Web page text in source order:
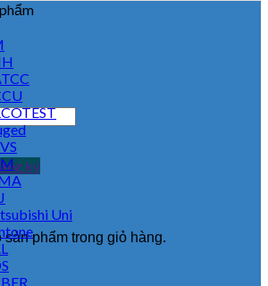
ký
phẩm trong giỏ hàng.
Uni